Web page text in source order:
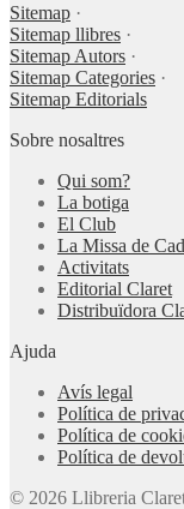
Sitemap ·
Sitemap llibres ·
Sitemap Autors ·
Sitemap Categories ·
Sitemap Editorials
Sobre nosaltres
Qui som?
La botiga
El Club
La Missa de
Activitats
Editorial Claret
Distribuïdora
Ajuda
Avís legal
Política de
Política de
Política de
© 2026 Llibreria